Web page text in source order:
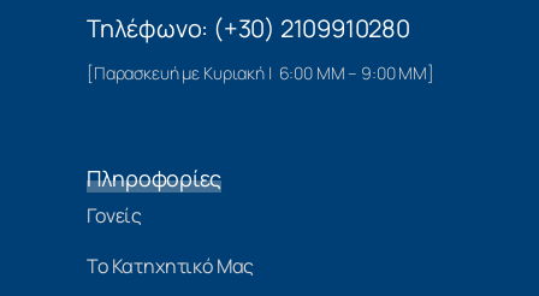
Τηλέφωνο: (+30) 2109910280
[Παρασκευή με Κυριακή | 6:00 ΜΜ – 9:00 ΜΜ]
Πληροφορίες
Γονείς
Το Κατηχητικό Μας